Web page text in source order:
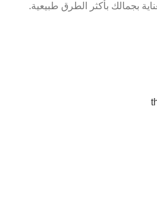
بجمالك بأكثر الطرق طبيعية.